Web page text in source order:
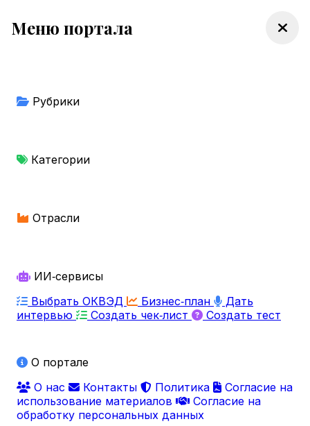
Меню портала
Рубрики
Категории
Отрасли
ИИ‑сервисы
Выбрать ОКВЭД
Бизнес‑план
Дать
интервью
Создать чек‑лист Создать тест
О портале
О нас
Контакты Политика
Согласие на
использование материалов
Согласие на
обработку персональных данных